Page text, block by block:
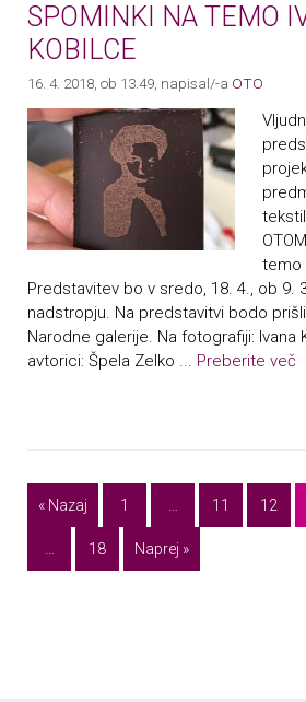
SPOMINKI NA TEMO
KOBILCE
16. 4. 2018, ob 13.49 , napisal/-a OTO
temo
Predstavitev bo v sredo, 18. 4., ob 9.
nadstropju. Na predstavitvi bodo
Narodne galerije. Na fotografiji: Ivana
avtorici: Špela Zelko ... Preberite več
« Nazaj 1 11 12
18 Naprej »